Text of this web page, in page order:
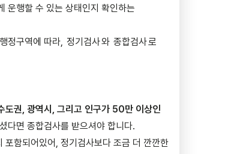
운행할 수 있는 상태인지 확인하는
정구역에 따라, 정기검사와 종합검사로
도권, 광역시, 그리고 인구가 50만 이상인
다면 종합검사를 받으셔야 합니다.
포함되어있어, 정기검사보다 조금 더 깐깐한